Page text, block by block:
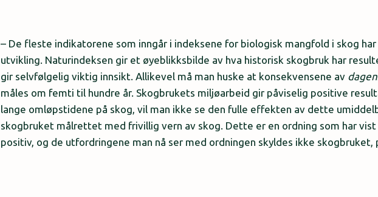
– De fleste indikatorene som inngår i indeksene for biologisk mangfold i skog
utvikling. Naturindeksen gir et øyeblikksbilde av hva historisk skogbruk har
gir selvfølgelig viktig innsikt. Allikevel må man huske at konsekvensene av
måles om femti til hundre år. Skogbrukets miljøarbeid gir påviselig positive
lange omløpstidene på skog, vil man ikke se den fulle effekten av dette
skogbruket målrettet med frivillig vern av skog. Dette er en ordning som har
positiv, og de utfordringene man nå ser med ordningen skyldes ikke skogbruket,